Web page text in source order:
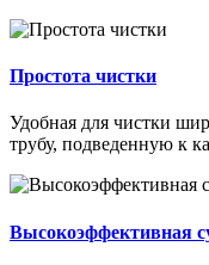
Простота чистки
Удобная для чистки
трубу, подведенную к
Высокоэффективная